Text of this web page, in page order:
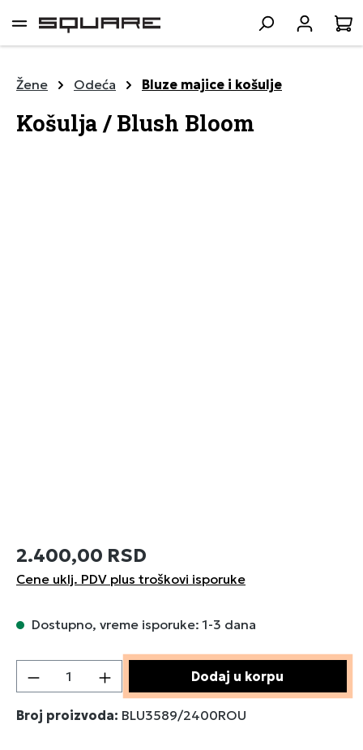
sadržaj
Žene Odeća Bluze majice i košulje
Košulja / Blush Bloom
2.400,00 RSD
Cene uklj. PDV plus troškovi isporuke
Dostupno, vreme isporuke: 1-3 dana
Količina proizvoda: Unesite željenu
Dodaj u korpu
Broj proizvoda: BLU3589/2400ROU